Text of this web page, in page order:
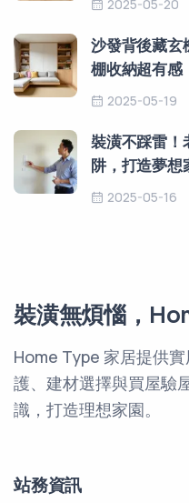
2025-05-20
沙發背後藏玄
棚收納超有感
2025-05-19
裝潢不踩雷！
阱，打造夢想
2025-05-16
裝潢無煩惱，
Home Type 家居提供
護、建材選擇與買屋驗
識，打造理想家園。
站務資訊